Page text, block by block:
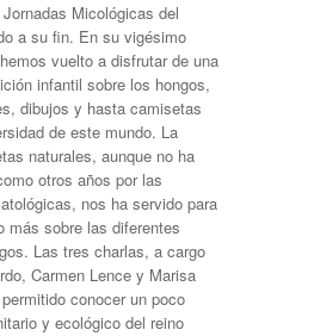
Micológicas del
a su fin. En su vigésimo
vuelto a disfrutar de una
infantil sobre los hongos,
dibujos y hasta camisetas
de este mundo. La
naturales, aunque no ha
otros años por las
nos ha servido para
más sobre las diferentes
Las tres charlas, a cargo
Carmen Lence y Marisa
conocer un poco
y ecológico del reino